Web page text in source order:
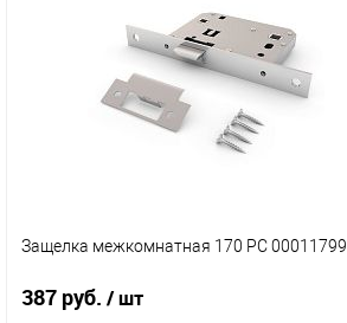
Купить в 1 клик
Сравнение
В избранное
В наличии (7)
Защелка межкомнатная 170 РС 00011799
387 руб. / шт